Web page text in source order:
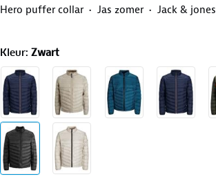
Hero puffer collar Jas zomer Jack & jones
Kleur: Zwart